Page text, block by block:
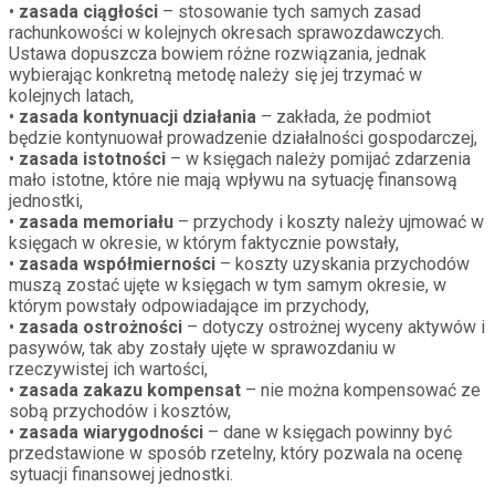
• zasada ciągłości – stosowanie tych samych zasad
rachunkowości w kolejnych okresach sprawozdawczych.
Ustawa dopuszcza bowiem różne rozwiązania, jednak
wybierając konkretną metodę należy się jej trzymać w
kolejnych latach,
• zasada kontynuacji działania – zakłada, że podmiot
będzie kontynuował prowadzenie działalności gospodarczej,
• zasada istotności – w księgach należy pomijać zdarzenia
mało istotne, które nie mają wpływu na sytuację finansową
jednostki,
• zasada memoriału – przychody i koszty należy ujmować w
księgach w okresie, w którym faktycznie powstały,
• zasada współmierności – koszty uzyskania przychodów
muszą zostać ujęte w księgach w tym samym okresie, w
którym powstały odpowiadające im przychody,
• zasada ostrożności – dotyczy ostrożnej wyceny aktywów i
pasywów, tak aby zostały ujęte w sprawozdaniu w
rzeczywistej ich wartości,
• zasada zakazu kompensat – nie można kompensować ze
sobą przychodów i kosztów,
• zasada wiarygodności – dane w księgach powinny być
przedstawione w sposób rzetelny, który pozwala na ocenę
sytuacji finansowej jednostki.